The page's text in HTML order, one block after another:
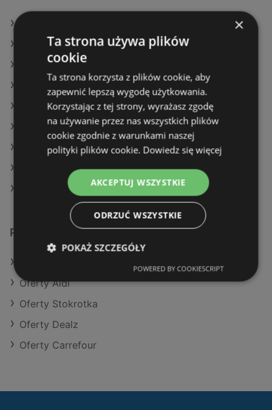
Oferty E.Leclerc
Oferty Żabka
Aktualne gazetki Biedronka
Aktualne gazetki Dealz
Aktualne gazetki Żabka
Aktualne gazetki Kaufland
Aktualne gazetki Aldi
Sklepy Lidl w Międzyzdroje
Podobne sklepy detaliczne
Oferty Aldi
Oferty Stokrotka
Oferty Dealz
Oferty Carrefour
×
Ta strona używa plików
cookie
Ta strona korzysta z plików cookie, aby
zapewnić lepszą wygodę użytkowania.
Korzystając z tej strony, wyrażasz zgodę
na używanie przez nas wszystkich plików
cookie zgodnie z warunkami naszej
polityki plików cookie. Dowiedz się więcej
AKCEPTUJ WSZYSTKIE
ODRZUĆ WSZYSTKIE
POKAŻ SZCZEGÓŁY
POWERED BY COOKIESCRIPT